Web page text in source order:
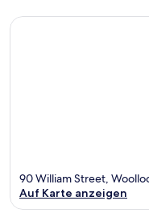
90 William Street,
Auf Karte anzeigen